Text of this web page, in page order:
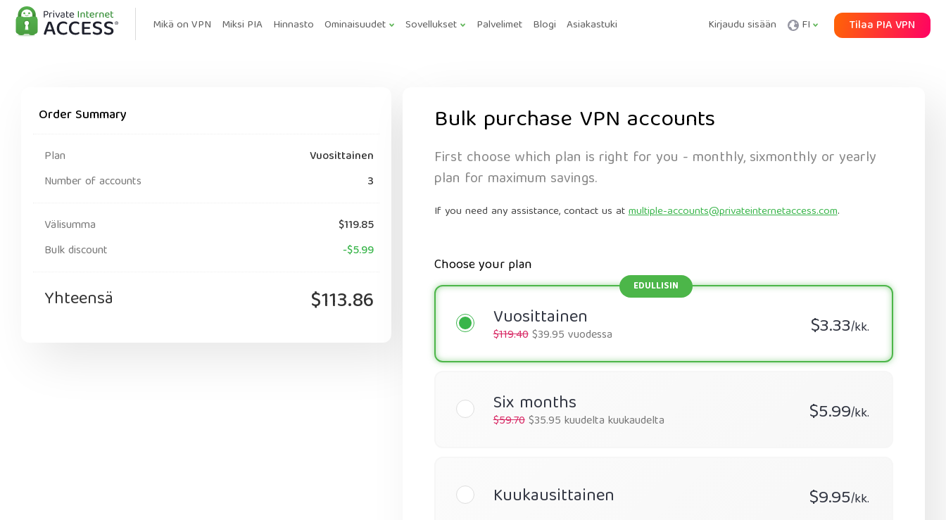
Mikä on VPN Miksi PIA Hinnasto Ominaisuudet Sovellukset Palvelimet Blogi Asiakastuki Kirjaudu sisään FI Tilaa PIA VPN
Order Summary
Plan
Vuosittainen
Number of accounts
3
Välisumma
$119.85
Bulk discount
-$5.99
Yhteensä $113.86
Bulk purchase VPN accounts
First choose which plan is right for you - monthly, sixmonthly or yearly
plan for maximum savings.
If you need any assistance, contact us atmultiple-accounts@privateinternetaccess.com.
Choose your plan
Vuosittainen $3.33/kk.
$119.40$39.95 vuodessa
Six months $5.99/kk.
$59.70$35.95 kuudelta kuukaudelta
Kuukausittainen $9.95/kk.